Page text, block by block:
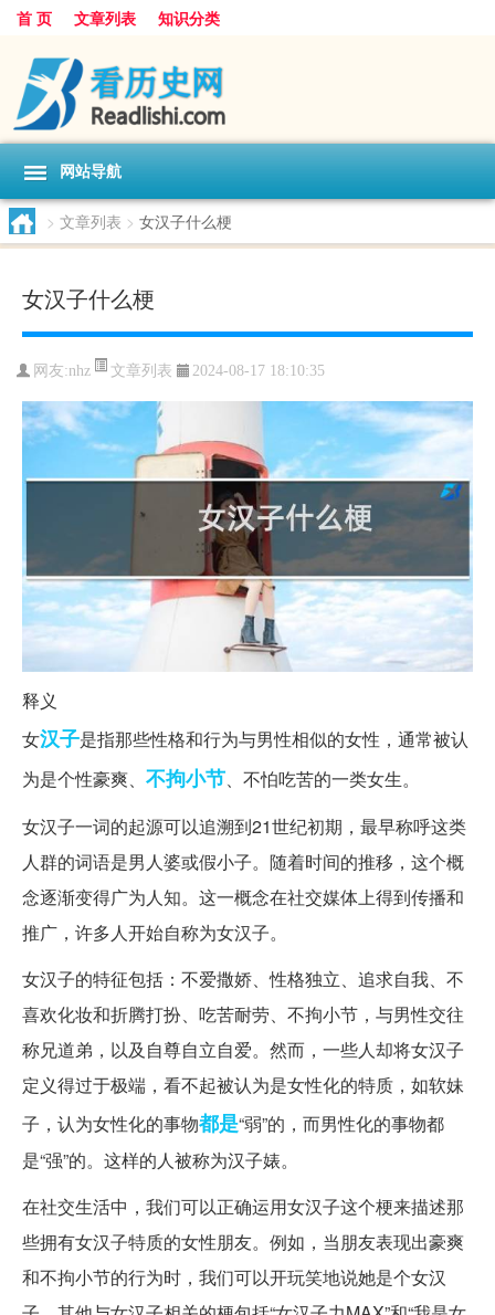
首 页 文章列表 知识分类
网站导航
> 文章列表 > 女汉子什么梗
女汉子什么梗
网友:nhz 文章列表 2024-08-17 18:10:35
释义
女汉子是指那些性格和行为与男性相似的女性，通常被认
为是个性豪爽、 不拘小节、不怕吃苦的一类女生。
女汉子一词的起源可以追溯到21世纪初期，最早称呼这类
人群的词语是男人婆或假小子。随着时间的推移，这个概
念逐渐变得广为人知。这一概念在社交媒体上得到传播和
推广，许多人开始自称为女汉子。
女汉子的特征包括：不爱撒娇、性格独立、追求自我、不
喜欢化妆和折腾打扮、吃苦耐劳、不拘小节，与男性交往
称兄道弟，以及自尊自立自爱。然而，一些人却将女汉子
定义得过于极端，看不起被认为是女性化的特质，如软妹
子，认为女性化的事物都是“弱”的，而男性化的事物都
是“强”的。这样的人被称为汉子婊。
在社交生活中，我们可以正确运用女汉子这个梗来描述那
些拥有女汉子特质的女性朋友。例如，当朋友表现出豪爽
和不拘小节的行为时，我们可以开玩笑地说她是个女汉